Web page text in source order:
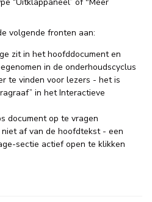
volgende fronten aan:
zit in het hoofddocument en
in de onderhoudscyclus
te vinden voor lezers - het is
in het Interactieve
document op te vragen
af van de hoofdtekst - een
sectie actief open te klikken